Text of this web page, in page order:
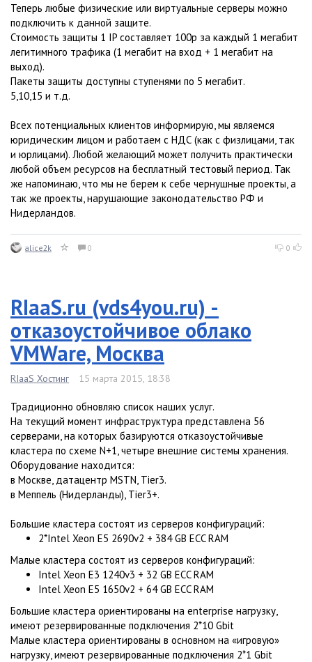
Теперь любые физические или виртуальные серверы можно
подключить к данной защите.
Стоимость защиты 1 IP составляет 100р за каждый 1 мегабит
легитимного трафика (1 мегабит на вход + 1 мегабит на
выход).
Пакеты защиты доступны ступенями по 5 мегабит.
5,10,15 и т.д.
Всех потенциальных клиентов информирую, мы являемся
юридическим лицом и работаем с НДС (как с физлицами, так
и юрлицами). Любой желающий может получить практически
любой объем ресурсов на бесплатный тестовый период. Так
же напоминаю, что мы не берем к себе чернушные проекты, а
так же проекты, нарушающие законодательство РФ и
Нидерландов.
alice2k 0 0
RIaaS.ru (vds4you.ru) -
отказоустойчивое облако
VMWare, Москва
RIaaS Хостинг 15 марта 2015, 18:38
Традиционно обновляю список наших услуг.
На текущий момент инфраструктура представлена 56
серверами, на которых базируются отказоустойчивые
кластера по схеме N+1, четыре внешние системы хранения.
Оборудование находится:
в Москве, датацентр MSTN, Tier3.
в Меппель (Нидерланды), Tier3+.
Большие кластера состоят из серверов конфигураций:
2*Intel Xeon E5 2690v2 + 384 GB ECC RAM
Малые кластера состоят из серверов конфигураций:
Intel Xeon E3 1240v3 + 32 GB ECC RAM
Intel Xeon E5 1650v2 + 64 GB ECC RAM
Большие кластера ориентированы на enterprise нагрузку,
имеют резервированные подключения 2*10 Gbit
Малые кластера ориентированы в основном на «игровую»
нагрузку, имеют резервированные подключения 2*1 Gbit